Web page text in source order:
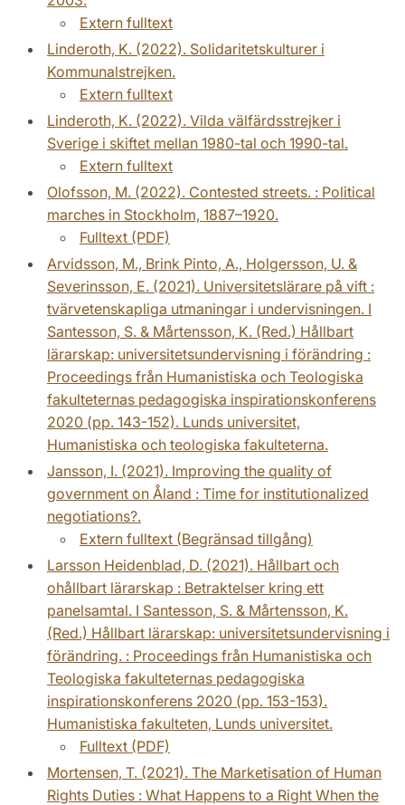
Extern fulltext
Linderoth, K. (2022). Solidaritetskulturer i
Kommunalstrejken.
Extern fulltext
Linderoth, K. (2022). Vilda välfärdsstrejker i
Sverige i skiftet mellan 1980-tal och 1990-tal.
Extern fulltext
Olofsson, M. (2022). Contested streets. : Political
marches in Stockholm, 1887–1920.
Fulltext (PDF)
Arvidsson, M., Brink Pinto, A., Holgersson, U. &
Severinsson, E. (2021). Universitetslärare på vift :
tvärvetenskapliga utmaningar i undervisningen. I
Santesson, S. & Mårtensson, K. (Red.) Hållbart
lärarskap: universitetsundervisning i förändring :
Proceedings från Humanistiska och Teologiska
fakulteternas pedagogiska inspirationskonferens
2020 (pp. 143-152). Lunds universitet,
Humanistiska och teologiska fakulteterna.
Jansson, I. (2021). Improving the quality of
government on Åland : Time for institutionalized
negotiations?.
Extern fulltext (Begränsad tillgång)
Larsson Heidenblad, D. (2021). Hållbart och
ohållbart lärarskap : Betraktelser kring ett
panelsamtal. I Santesson, S. & Mårtensson, K.
(Red.) Hållbart lärarskap: universitetsundervisning i
förändring. : Proceedings från Humanistiska och
Teologiska fakulteternas pedagogiska
inspirationskonferens 2020 (pp. 153-153).
Humanistiska fakulteten, Lunds universitet.
Fulltext (PDF)
Mortensen, T. (2021). The Marketisation of Human
Rights Duties : What Happens to a Right When the